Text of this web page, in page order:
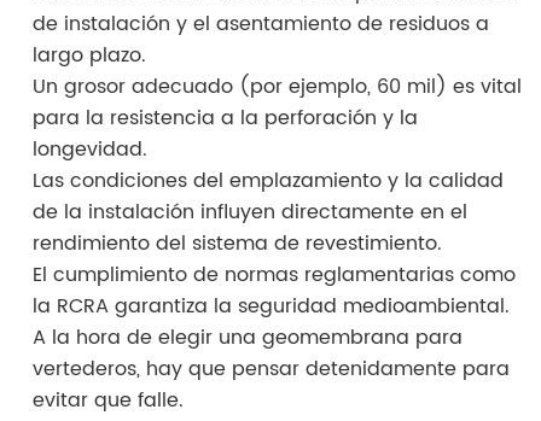
de instalación y el asentamiento de residuos a
largo plazo.
Un grosor adecuado (por ejemplo, 60 mil) es vital
para la resistencia a la perforación y la
longevidad.
Las condiciones del emplazamiento y la calidad
de la instalación influyen directamente en el
rendimiento del sistema de revestimiento.
El cumplimiento de normas reglamentarias como
la RCRA garantiza la seguridad medioambiental.
A la hora de elegir una geomembrana para
vertederos, hay que pensar detenidamente para
evitar que falle.